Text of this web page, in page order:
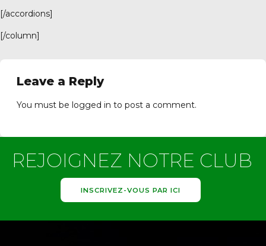
[/accordions]
[/column]
Leave a Reply
You must be logged in to post a comment.
REJOIGNEZ NOTRE CLUB
INSCRIVEZ-VOUS PAR ICI